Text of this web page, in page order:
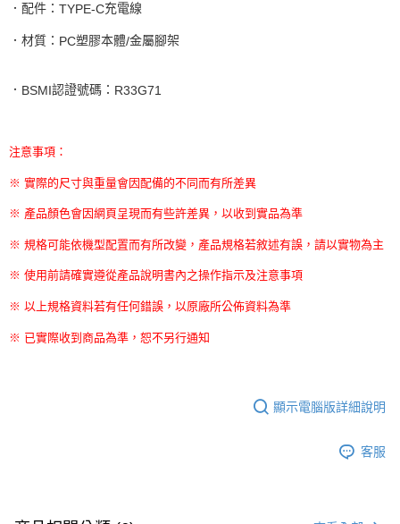
．配件： TYPE-C充電線
．材質： PC塑膠本體/金屬腳架
． BSMI認證號碼： R33G71
注意事項：
※ 實際的尺寸與重量會因配備的不同而有所差異
※ 產品顏色會因網頁呈現而有些許差異，以收到實品為準
※ 規格可能依機型配置而有所改變，產品規格若敘述有誤，請以實物為主
※ 使用前請確實遵從產品說明書內之操作指示及注意事項
※ 以上規格資料若有任何錯誤，以原廠所公佈資料為準
※ 已實際收到商品為準，恕不另行通知
顯示電腦版詳細說明
客服